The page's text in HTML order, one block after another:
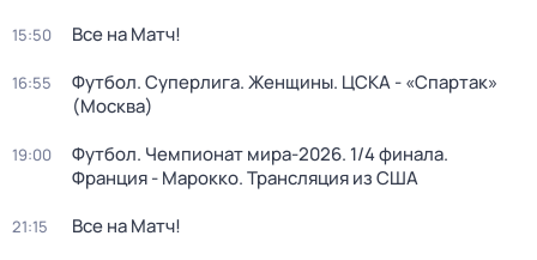
15:50 Все на Матч!
16:55
Футбол. Суперлига. Женщины. ЦСКА - «Спартак»
(Москва)
19:00
Футбол. Чемпионат мира-2026. 1/4 финала.
Франция - Марокко. Трансляция из США
21:15 Все на Матч!